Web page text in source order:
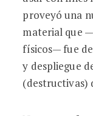
proveyó una
material que
físicos— fue
y despliegue
(destructivas)